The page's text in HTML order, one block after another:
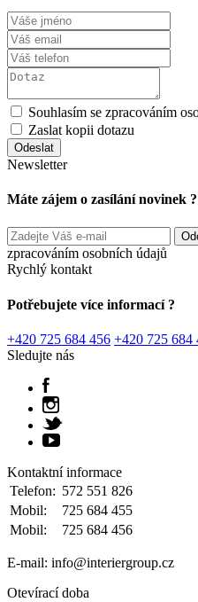
Souhlasím se zpracováním
Zaslat kopii dotazu
Newsletter
Máte zájem o zasílání novinek ?
zpracováním osobních údajů
Rychlý kontakt
Potřebujete více informací ?
+420 725 684 456 +420 725 684
Sledujte nás
Kontaktní informace
Telefon: 572 551 826
Mobil:
725 684 455
Mobil:
725 684 456
E-mail: info@interiergroup.cz
Otevírací doba